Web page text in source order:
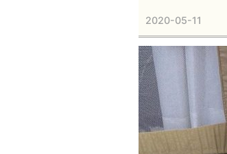
2020-05-11